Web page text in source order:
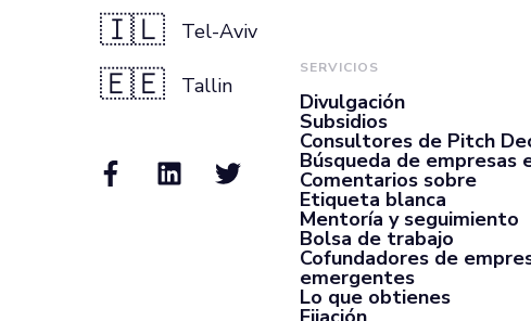
🇮🇱 Tel-Aviv
🇪🇪 Tallin
SERVICIOS
Divulgación
Subsidios
Consultores de Pitch
Búsqueda de empresas
Comentarios sobre
Etiqueta blanca
Mentoría y seguimiento
Bolsa de trabajo
Cofundadores de
emergentes
Lo que obtienes